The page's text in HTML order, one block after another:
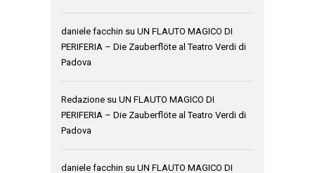
daniele facchin su UN FLAUTO MAGICO DI
PERIFERIA – Die Zauberflöte al Teatro Verdi di
Padova
Redazione su UN FLAUTO MAGICO DI
PERIFERIA – Die Zauberflöte al Teatro Verdi di
Padova
daniele facchin su UN FLAUTO MAGICO DI